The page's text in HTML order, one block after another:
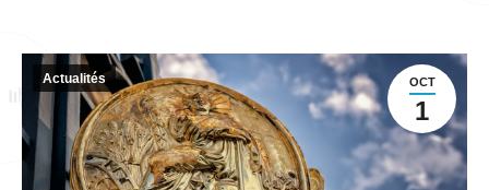
OCT
1
Actualités